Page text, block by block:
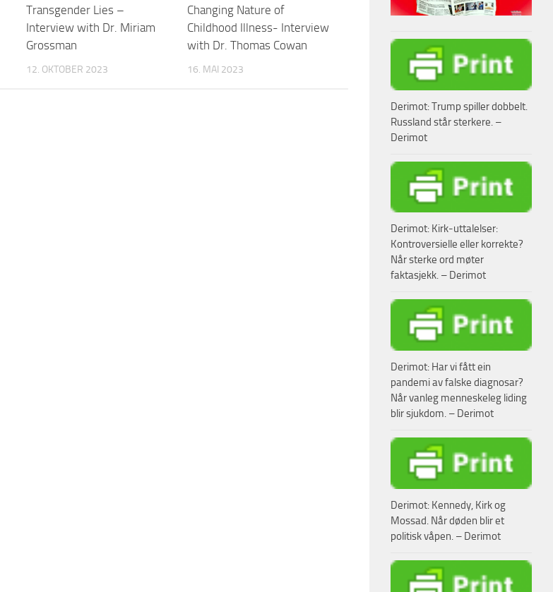
Transgender Lies –
Interview with Dr. Miriam
Grossman
12. OKTOBER 2023
Changing Nature of
Childhood Illness- Interview
with Dr. Thomas Cowan
16. MAI 2023
Derimot: Trump spiller dobbelt.
Russland står sterkere. –
Derimot
Derimot: Kirk-uttalelser:
Kontroversielle eller korrekte?
Når sterke ord møter
faktasjekk. – Derimot
Derimot: Har vi fått ein
pandemi av falske diagnosar?
Når vanleg menneskeleg liding
blir sjukdom. – Derimot
Derimot: Kennedy, Kirk og
Mossad. Når døden blir et
politisk våpen. – Derimot